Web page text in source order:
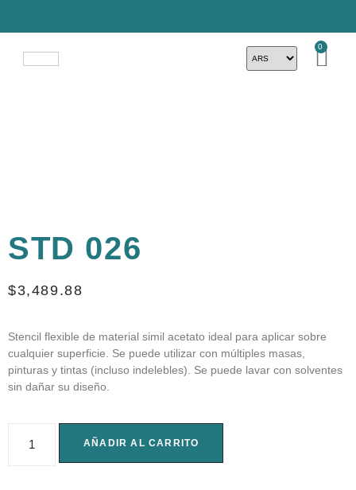
0
STD 026
$3,489.88
Stencil flexible de material simil acetato ideal para aplicar sobre
cualquier superficie. Se puede utilizar con múltiples masas,
pinturas y tintas (incluso indelebles). Se puede lavar con solventes
sin dañar su diseño.
AÑADIR AL CARRITO